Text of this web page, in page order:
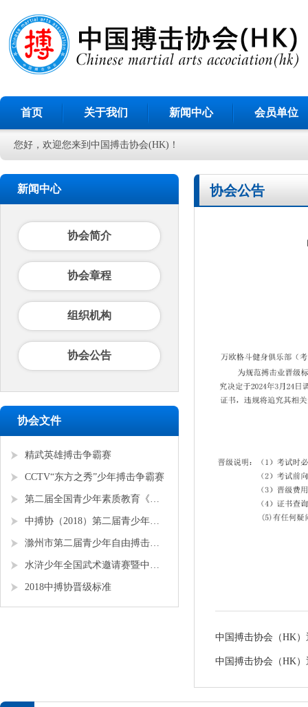
首页 关于我们 新闻中心 会员单位
您好，欢迎您来到中国搏击协会(HK)！
新闻中心
协会简介
协会章程
组织机构
协会公告
协会文件
精武英雄搏击争霸赛
CCTV“东方之秀”少年搏击争霸赛
第二届全国青少年素质教育《勇者争锋》搏击锦标赛
中搏协（2018）第二届青少年锦标赛
滁州市第二届青少年自由搏击全国邀请赛
水浒少年全国武术邀请赛暨中搏协青少年搏击锦标赛
2018中搏协晋级标准
协会公告
中国搏击协会（HK）
中国搏击协会（HK）